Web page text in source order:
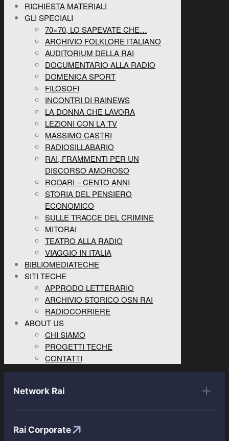
RICHIESTA MATERIALI
GLI SPECIALI
70×70, LO SAPEVATE CHE…
ARCHIVIO FOLKLORE ITALIANO
AUDITORIUM DELLA RAI
DOCUMENTARIO ALLA RADIO
DOMENICA SPORT
FILOSOFI
INCONTRI DI RAINEWS
LA DONNA CHE LAVORA
LEZIONI CON LA TV
MASSIMO CASTRI
RADIOSILLABARIO
RAI, FRAMMENTI PER UN
DISCORSO AMOROSO
RODARI – CENTO ANNI
STORIA DEL PENSIERO
ECONOMICO
SULLE TRACCE DEL CRIMINE
MITORAI
TEATRO ALLA RADIO
VIAGGIO IN ITALIA
BIBLIOMEDIATECHE
SITI TECHE
APPRODO LETTERARIO
ARCHIVIO STORICO OSN RAI
RADIOCORRIERE
ABOUT US
CHI SIAMO
PROGETTI TECHE
CONTATTI